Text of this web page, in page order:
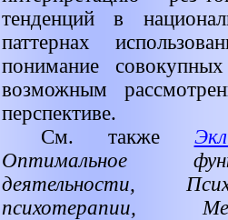
тенденций в
паттернах
понимание
возможным
перспективе.
См. также
Оптимальное
деятельности,
психотерапии,